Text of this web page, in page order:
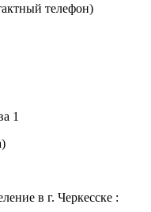
телефон)
1
в г. Черкесске :